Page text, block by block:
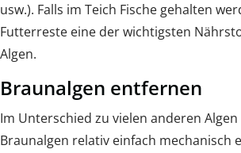
usw.). Falls im Teich Fische gehalten
Futterreste eine der wichtigsten
Algen.
Braunalgen entfernen
Im Unterschied zu vielen anderen Algen
Braunalgen relativ einfach mechanisch